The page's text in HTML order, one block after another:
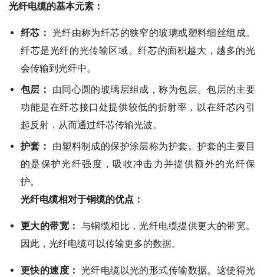
光纤电缆的基本元素：
纤芯： 光纤由称为纤芯的狭窄的玻璃或塑料细丝组成。
纤芯是光纤的光传输区域。纤芯的面积越大，越多的光
会传输到光纤中。
包层：
由同心圆的玻璃层组成，称为包层。包层的主要
功能是在纤芯接口处提供较低的折射率，以在纤芯内引
起反射，从而通过纤芯传输光波。
护套：
由塑料制成的保护涂层称为护套。护套的主要目
的是保护光纤强度，吸收冲击力并提供额外的光纤保
护。
光纤电缆相对于铜缆的优点：
更大的带宽： 与铜缆相比，光纤电缆提供更大的带宽。
因此，光纤电缆可以传输更多的数据。
更快的速度： 光纤电缆以光的形式传输数据。这使得光